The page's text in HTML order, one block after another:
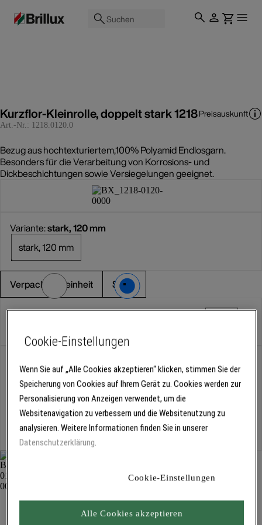
Suchen
Kurzflor-Kleinrolle, doppelt stark 1218
Art.-Nr.: 1218.0120.0
Preisauskunft
Bezug aus hochtexturiertem,100% Polyamid Endlosgarn.
Besonders für die Verarbeitung von Korrosions- und
Dickbeschichtungen sowie Versiegelungen geeignet.
Variante:stark, 120 mm
stark, 120 mm
Verpackungseinheit Stück
Für Verfügbarkeiten bitte anmelden
Kostenlose Lieferung
Für Lieferzeiten bitteanmelden
Kurzflor-Kleinrolle, doppelt stark 1218
Streichen und Rollen
Cookie-Einstellungen
Wenn Sie auf „Alle Cookies akzeptieren“ klicken, stimmen Sie der
Speicherung von Cookies auf Ihrem Gerät zu. Cookies werden zur
Personalisierung von Anzeigen verwendet, um die
Websitenavigation zu verbessern und die Websitenutzung zu
analysieren. Weitere Informationen finden Sie in unserer
Datenschutzerklärung.
Cookie-Einstellungen
Alle Cookies akzeptieren